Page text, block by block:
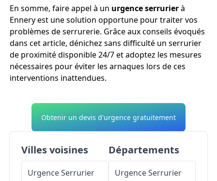
En somme, faire appel à un urgence serrurierà
Ennery est une solution opportune pour traiter vos
problèmes de serrurerie. Grâce aux conseils évoqués
dans cet article, dénichez sans difficulté un serrurier
de proximité disponible 24/7 et adoptez les mesures
nécessaires pour éviter les arnaques lors de ces
interventions inattendues.
Obtenir un devis d'urgence gratuitement
Villes voisines
Urgence Serrurier
Départements
Urgence Serrurier